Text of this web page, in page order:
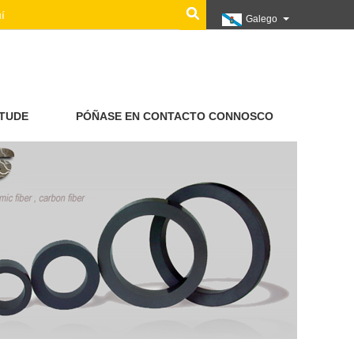
Galego
PÓÑASE EN CONTACTO CONNOSCO